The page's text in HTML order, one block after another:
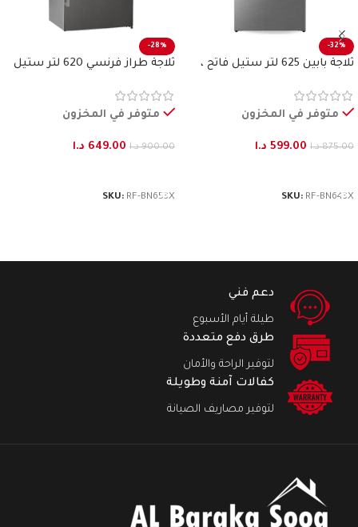
-32%
ثلاجة بابين 625 لتر ستيل فاتح ،
متوفر في المخزون
875.00 د.ا 599.00 د.ا
SKU: RF-BN643X
-28%
ثلاجة طراز فرنسي 620 لتر ستيل
متوفر في المخزون
900.00 د.ا 649.00 د.ا
SKU: RF-BN653X
دعم فني
طيلة أيام الأسبوع
طرق دفع متعددة
لتوفير الراحة والأمان
كفالات آمنة وطويلة
لتوفير مصاريف الصيانة